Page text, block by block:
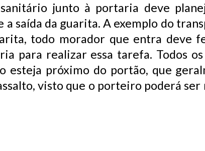
junto à portaria deve
saída da guarita. A exemplo do
todo morador que entra deve
para realizar essa tarefa. Todos
esteja próximo do portão, que
visto que o porteiro poderá